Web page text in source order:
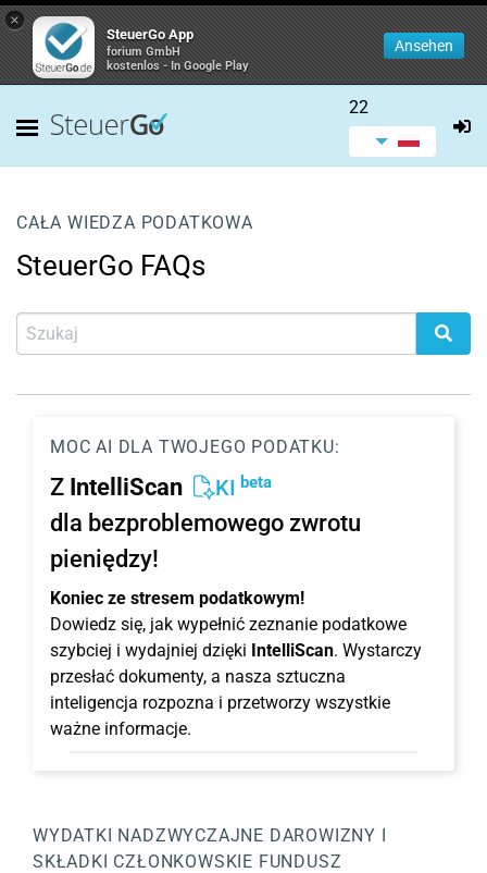
×
SteuerGo App
forium GmbH
kostenlos - In Google Play
Ansehen
22
CAŁA WIEDZA PODATKOWA
SteuerGo FAQs
MOC AI DLA TWOJEGO PODATKU:
Z IntelliScan KI beta
dla bezproblemowego zwrotu
pieniędzy!
Koniec ze stresem podatkowym!
Dowiedz się, jak wypełnić zeznanie podatkowe
szybciej i wydajniej dzięki IntelliScan. Wystarczy
przesłać dokumenty, a nasza sztuczna
inteligencja rozpozna i przetworzy wszystkie
ważne informacje.
WYDATKI NADZWYCZAJNE DAROWIZNY I
SKŁADKI CZŁONKOWSKIE FUNDUSZ